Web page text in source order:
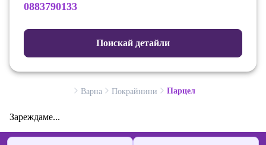
0883790133
Поискай детайли
Варна Покрайнини Парцел
Зареждаме...